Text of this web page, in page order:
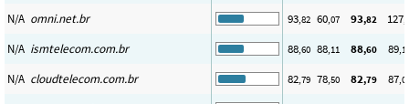
N/A omni.net.br 93,82 60,07 93,82 127
N/A ismtelecom.com.br 88,60 88,11 88,60 89
N/A cloudtelecom.com.br 82,79 78,50 82,79 87